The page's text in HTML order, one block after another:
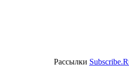
Рассылки